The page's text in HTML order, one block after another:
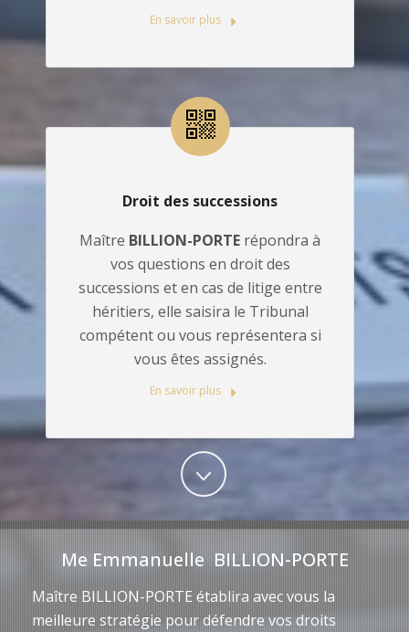
En savoir plus
Droit des successions
Maître BILLION-PORTE répondra à
vos questions en droit des
successions et en cas de litige entre
héritiers, elle saisira le Tribunal
compétent ou vous représentera si
vous êtes assignés.
En savoir plus
Me Emmanuelle BILLION-PORTE
Maître BILLION-PORTE établira avec vous la
meilleure stratégie pour défendre vos droits